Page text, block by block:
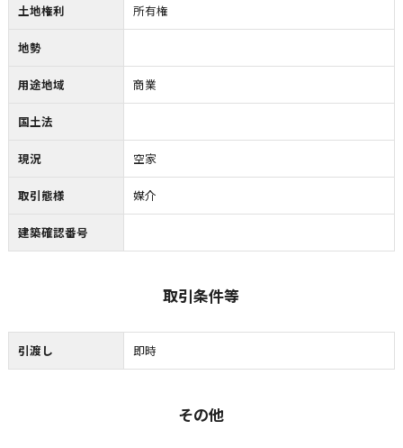
土地権利 所有権
地勢
用途地域 商業
国土法
現況 空家
取引態様 媒介
建築確認番号
取引条件等
引渡し 即時
その他